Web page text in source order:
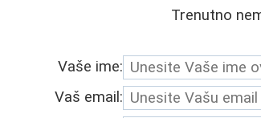
Trenutno
Vaše ime:
Vaš email: